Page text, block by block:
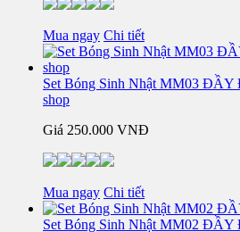
Mua ngay Chi tiết
Set Bóng Sinh Nhật MM03
shop
Giá 250.000 VNĐ
Mua ngay Chi tiết
Set Bóng Sinh Nhật MM02